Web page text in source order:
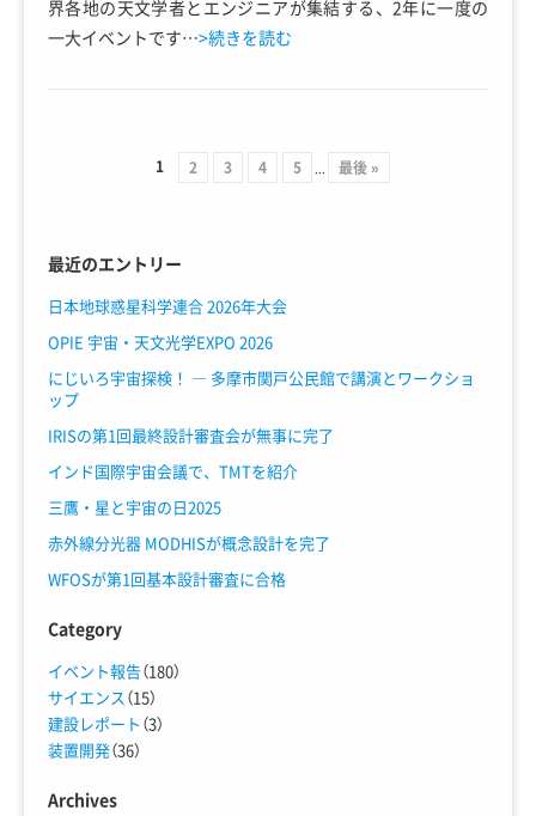
界各地の天文学者とエンジニアが集結する、2年に一度の
一大イベントです…>続きを読む
1 2 3 4 5 ... 最後 »
最近のエントリー
日本地球惑星科学連合 2026年大会
OPIE 宇宙・天文光学EXPO 2026
にじいろ宇宙探検！ ― 多摩市関戸公民館で講演とワークショ
ップ
IRISの第1回最終設計審査会が無事に完了
インド国際宇宙会議で、TMTを紹介
三鷹・星と宇宙の日2025
赤外線分光器 MODHISが概念設計を完了
WFOSが第1回基本設計審査に合格
Category
イベント報告（180）
サイエンス （15）
建設レポート （3）
装置開発（36）
Archives